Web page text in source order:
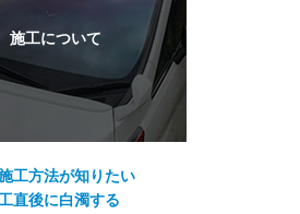
工方法が知りたい
直後に白濁する